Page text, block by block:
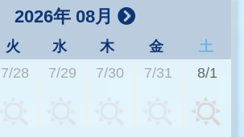
2026年 08月
火 水 木 金
土
7/28 7/29 7/30 7/31 8/1